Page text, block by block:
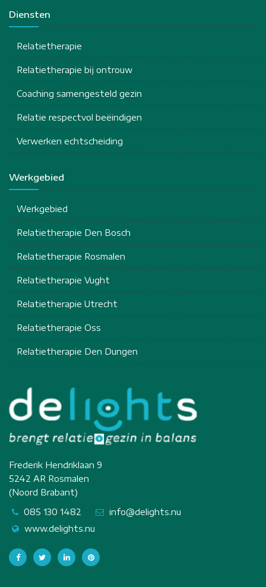
Diensten
Relatietherapie
Relatietherapie bij ontrouw
Coaching samengesteld gezin
Relatie respectvol beëindigen
Verwerken echtscheiding
Werkgebied
Werkgebied
Relatietherapie Den Bosch
Relatietherapie Rosmalen
Relatietherapie Vught
Relatietherapie Utrecht
Relatietherapie Oss
Relatietherapie Den Dungen
Frederik Hendriklaan 9
5242 AR Rosmalen
(Noord Brabant)
085 130 1482
info@delights.nu
www.delights.nu